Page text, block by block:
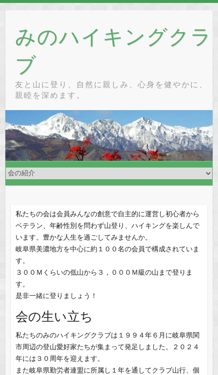
contentみのハイキングクラ
ブ
友と山に登り、自然に親しみ、心身を健やかに、
親睦を深めます。
私たちの会は会員みんなの創意で自主的に運営し初心者から
ベテラン、年齢性別を問わず山登り、ハイキングを楽しんで
います。豊かな人生を過ごしてみませんか。
岐阜県美濃地方を中心に約１００名の会員で構成されていま
す。
３００Ｍくらいの低山から３，０００Ｍ級の山まで登りま
す。
是非一緒に登りましょう！
会の生い立ち
私たちのみのハイキングクラブは１９９４年６月に岐阜県関
市周辺の登山愛好家たちが集まって発足しました。２０２４
年には３０周年を迎えます。
また岐阜県勤労者連盟に所属し１年を通してクラブ山行、個